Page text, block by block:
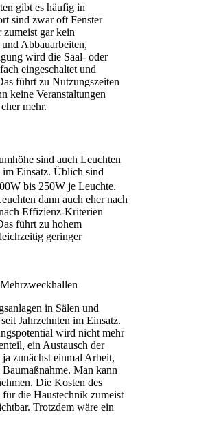
gibt es häufig in
sind zwar oft Fenster
zumeist gar kein
Abbauarbeiten,
wird die Saal- oder
eingeschaltet und
führt zu Nutzungszeiten
keine Veranstaltungen
mehr.
sind auch Leuchten
Einsatz. Üblich sind
bis 250W je Leuchte.
dann auch eher nach
Effizienz-Kriterien
führt zu hohem
geringer
in Sälen und
Jahrzehnten im Einsatz.
wird nicht mehr
ein Austausch der
zunächst einmal Arbeit,
Man kann
Die Kosten des
die Haustechnik zumeist
Trotzdem wäre ein